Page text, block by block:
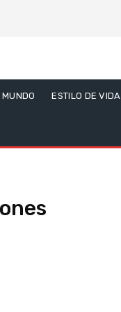
ESTILO DE VIDA